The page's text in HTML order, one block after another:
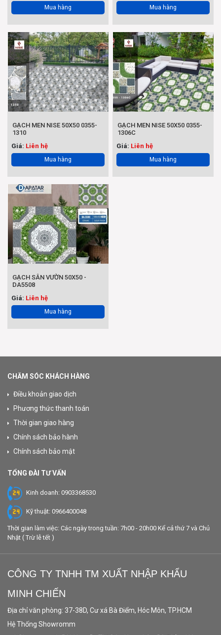
Mua hàng Mua hàng
GẠCH MEN NISE 50X50 0355-
1310
Giá: Liên hệ
Mua hàng
GẠCH MEN NISE 50X50 0355-
1306C
Giá: Liên hệ
Mua hàng
GẠCH SÂN VƯỜN 50X50 -
DA5508
Giá: Liên hệ
Mua hàng
CHĂM SÓC KHÁCH HÀNG
Điều khoản giao dịch
Phương thức thanh toán
Thời gian giao hàng
Chính sách bảo hành
Chính sách bảo mật
TỔNG ĐÀI TƯ VẤN
Kinh doanh: 0903368530
Kỹ thuật: 0966400048
Thời gian làm việc: Các ngày trong tuần: 7h00 - 20h00 Kể cả thứ 7 và Chủ
Nhật ( Trừ lễ tết )
CÔNG TY TNHH TM XUẤT NHẬP KHẨU
MINH CHIẾN
Địa chỉ văn phòng: 37-38D, Cư xá Bà Điểm, Hóc Môn, TP.HCM
Hệ Thống Showromm